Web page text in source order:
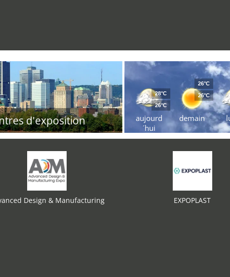
d'exposition
aujourd
´hui
28°C
26°C
demain
26°C
26°C
Design & Manufacturing EXPOPLAST